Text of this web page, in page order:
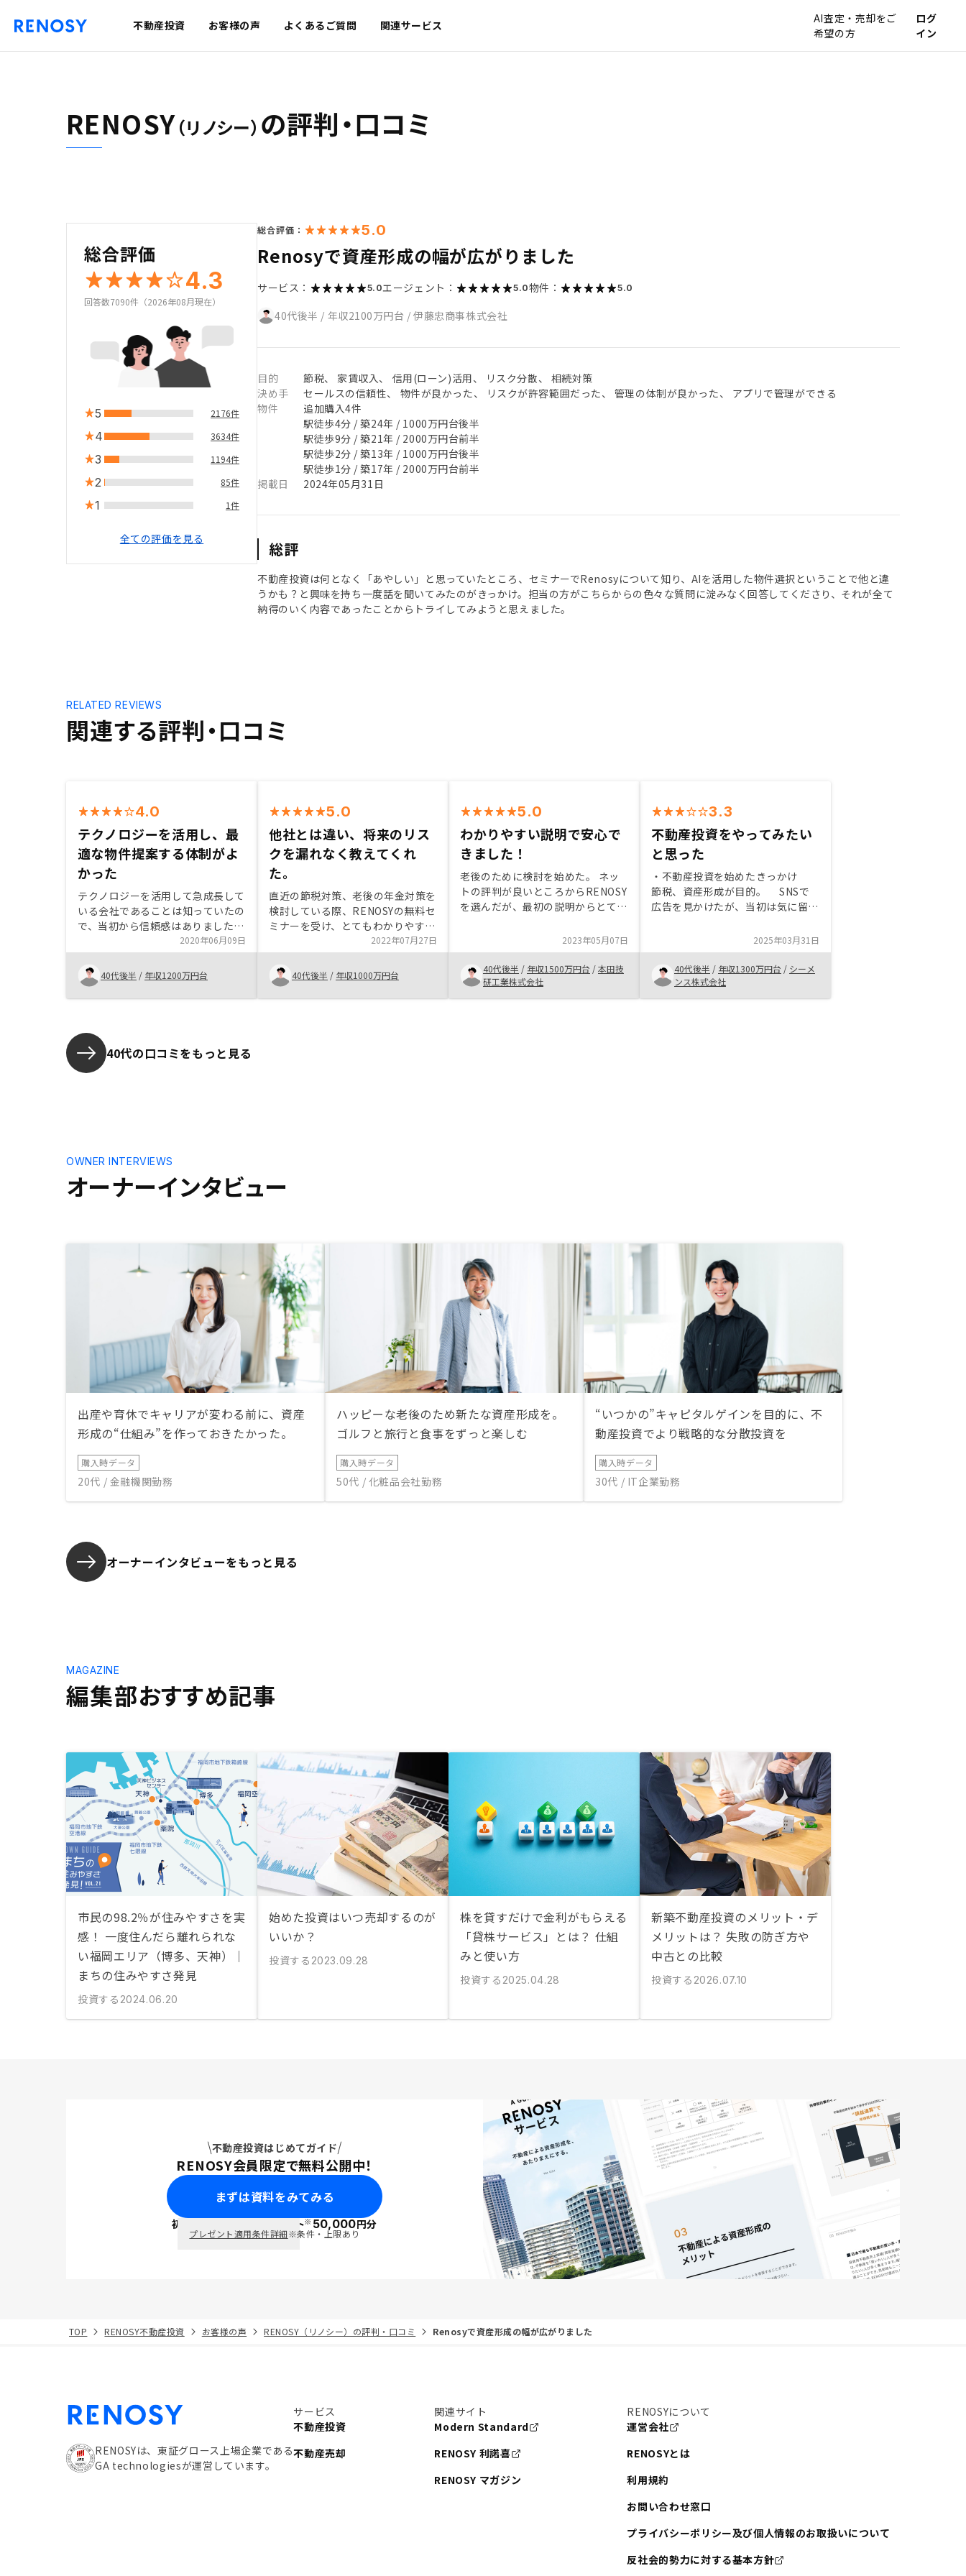
不動産投資 お客様の声 よくあるご質問 関連サービス
AI査定・売却をご
希望の方
ログ
イン
RENOSY（リノシー） の評判・口コミ
総合評価
4.3
回答数7090件（2026年08月現在）
5 2176件
4 3634件
3 1194件
2 85件
1 1件
全ての評価を見る
総合評価： 5.0
Renosyで資産形成の幅が広がりました
サービス： 5.0エージェント： 5.0物件： 5.0
40代後半 / 年収2100万円台 /伊藤忠商事株式会社
目的
節税、 家賃収入、 信用(ローン)活用、 リスク分散、 相続対策
決め手
セールスの信頼性、 物件が良かった、 リスクが許容範囲だった、 管理の体制が良かった、 アプリで管理ができる
物件
追加購入4件
駅徒歩4分 / 築24年 / 1000万円台後半
駅徒歩9分 / 築21年 / 2000万円台前半
駅徒歩2分 / 築13年 / 1000万円台後半
駅徒歩1分 / 築17年 / 2000万円台前半
掲載日
2024年05月31日
総評
不動産投資は何となく「あやしい」と思っていたところ、セミナーでRenosyについて知り、AIを活用した物件選択ということで他と違
うかも？と興味を持ち一度話を聞いてみたのがきっかけ。担当の方がこちらからの色々な質問に淀みなく回答してくださり、それが全て
納得のいく内容であったことからトライしてみようと思えました。
関連する評判・口コミ
RELATED REVIEWS
4.0
テクノロジーを活用し、最
適な物件提案する体制がよ
かった
テクノロジーを活用して急成長して
いる会社であることは知っていたの
で、当初から信頼感はありました。
こちらのニーズをしっかり把握して
もらい、マッチした案件を多く提案
して頂きました。成約に至るまでに
充分に意見交換を重ね、短期間で納
得のいく投資判断が出来たと思って
て、もう少し詳しく説明頂けるとあ
りがたかったです。不動産投資に関
しては全くの素人だったので、初め
は説明についていくのが大変でし
2020年06月09日
40代後半 / 年収1200万円台
5.0
他社とは違い、将来のリス
クを漏れなく教えてくれ
た。
直近の節税対策、老後の年金対策を
検討している際、RENOSYの無料セ
ミナーを受け、とてもわかりやすか
った。決めては、実際に面談を始め
た際、他社は聞かれたら答える将来
のリスクも、RENOSYは先に教えて
くれ、信頼に値すると思いました。
Amazon5万円分も、効いてます。
2022年07月27日
40代後半 / 年収1000万円台
5.0
わかりやすい説明で安心で
きました！
老後のために検討を始めた。 ネッ
トの評判が良いところからRENOSY
を選んだが、最初の説明からとても
ること、データに基づいた物件選定
などもとても良いと思い決めまし
た。
2023年05月07日
40代後半 / 年収1500万円台 /本田技
研工業株式会社
3.3
不動産投資をやってみたい
と思った
・不動産投資を始めたきっかけ
節税、資産形成が目的。 SNSで
広告を見かけたが、当初は気に留め
って、まずは話を聞いてみようと思
った。 ・RENOSYでの購入を決
めた理由 担当者が不動産投資
を一から丁寧に説明いただけた。
リスクが少なく、ほったらかし
2025年03月31日
40代後半 / 年収1300万円台 / シーメ
ンス株式会社
40代の口コミをもっと見る
オーナーインタビュー
OWNER INTERVIEWS
出産や育休でキャリアが変わる前に、資産
形成の“仕組み”を作っておきたかった。
購入時データ
20代 / 金融機関勤務
ハッピーな老後のため新たな資産形成を。
ゴルフと旅行と食事をずっと楽しむ
購入時データ
50代 / 化粧品会社勤務
“いつかの”キャピタルゲインを目的に、不
動産投資でより戦略的な分散投資を
購入時データ
30代 / IT企業勤務
オーナーインタビューをもっと見る
編集部おすすめ記事
MAGAZINE
市民の98.2％が住みやすさを実
感！ 一度住んだら離れられな
い福岡エリア（博多、天神）｜
まちの住みやすさ発見
投資する 2024.06.20
始めた投資はいつ売却するのが
いいか？
投資する 2023.09.28
株を貸すだけで金利がもらえる
「貸株サービス」とは？ 仕組
みと使い方
投資する 2025.04.28
新築不動産投資のメリット・デ
メリットは？ 失敗の防ぎ方や
中古との比較
投資する 2026.07.10
不動産投資はじめてガイド
RENOSY会員限定で無料公開中！
まずは資料をみてみる
初回面談で ポイント※50,000円分
プレゼント適用条件詳細※条件・上限あり
TOP RENOSY不動産投資 お客様の声 RENOSY（リノシー）の評判・口コミ Renosyで資産形成の幅が広がりました
RENOSYは、東証グロース上場企業である
GA technologiesが運営しています。
サービス
不動産投資
不動産売却
関連サイト
Modern Standard
RENOSY 利諾喜
RENOSY マガジン
RENOSYについて
運営会社
RENOSYとは
利用規約
お問い合わせ窓口
プライバシーポリシー及び個人情報のお取扱いについて
反社会的勢力に対する基本方針